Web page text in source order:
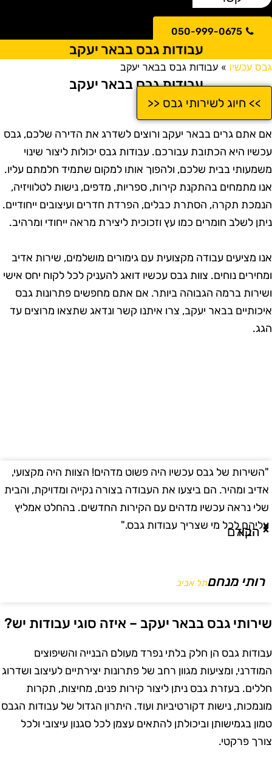
050-999-0675
עבודות גבס בבאר יעקב
עכשיו» עבודות גבס בבאר יעקב
עבודות גבס בבאר יעקב
>> חיוג לשירותי גבס <<
אתם גרים בבאר יעקב ורוצים לשדרג את הדירה שלכם, גבס
היא הכתובת עבורכם. עבודות גבס יכולות ליצור שינוי
בבית שלכם, ולהפוך אותו למקום שתמיד חלמתם עליו.
מתמחים בהתקנת קירות, ספריות, מדפים, נישות לטלוויזיה,
תקרה, הסתרת כבלים, הפרדת חדרים ועיצובים ייחודיים.
לשלב חומרים כמו עץ וזכוכית ליצירת מראה ייחודי ומרהיב.
מציעים עבודה מקצועית עם גימורים מושלמים, שירות אדיב
נוחים. צוות גבס עכשיו דואג להעניק לכל לקוח יחס אישי
ברמה הגבוהה ביותר. אם אתם מחפשים פתרונות גבס
בבאר יעקב, צרו איתנו קשר ונדאג שתצאו מרוצים עד
"השירות של גבס עכשיו היה פשוט מדהים! הצוות היה מקצועי,
אדיב ומהיר. הם ביצעו את העבודה בצורה נקייה ומדויקת, והבית
שלי נראה עכשיו מדהים עם הקירות החדשים. בהחלט אמליץ
עליהם לכל מי שצריך עבודות גבס."
רותי מנחםתל אביב
הקודם
הבא
גבס בבאר יעקב – איזה סוגי עבודות יש?
גבס הן חלק בלתי נפרד מעולם הבנייה והשיפוצים
ומציעות מגוון רחב של פתרונות יצירתיים לעיצוב ושדרוג
בעזרת גבס ניתן ליצור קירות פנים, מחיצות, תקרות
נישות דקורטיביות ועוד. היתרון הגדול של עבודות הגבס
בגמישותן וביכולתן להתאים עצמן לכל סגנון עיצובי ולכל
פרקטי.